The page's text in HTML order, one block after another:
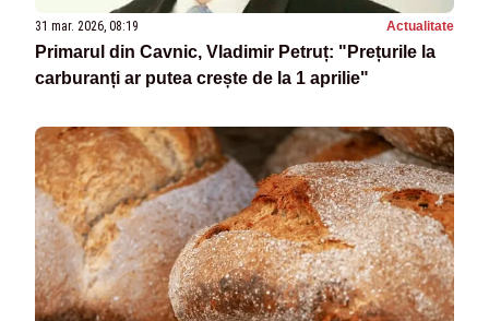
31 mar. 2026, 08:19 Actualitate
Primarul din Cavnic, Vladimir Petruț: "Prețurile la
carburanți ar putea crește de la 1 aprilie"